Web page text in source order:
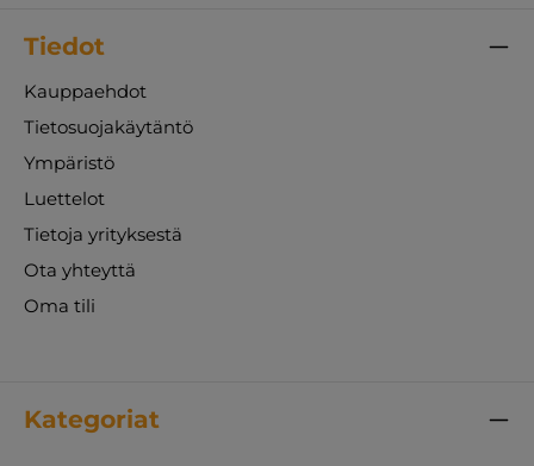
Tiedot
Kauppaehdot
Tietosuojakäytäntö
Ympäristö
Luettelot
Tietoja yrityksestä
Ota yhteyttä
Oma tili
Kategoriat